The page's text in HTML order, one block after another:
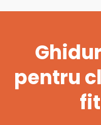
pentru